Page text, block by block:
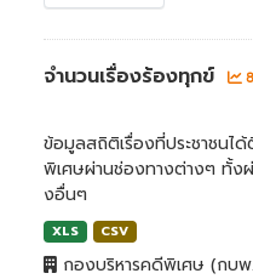
จำนวนเรื่องร้องทุกข์
ข้อมูลสถิติเรื่องที่ประชาชน
พิเศษผ่านช่องทางต่างๆ ทั้ง
งอื่นๆ
XLS CSV
กองบริหารคดีพิเศษ (กบ